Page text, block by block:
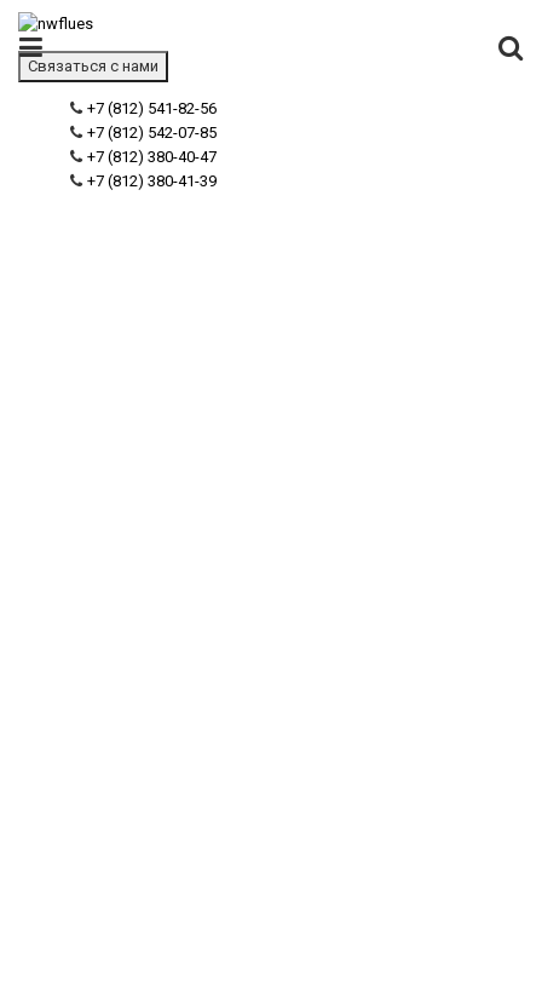
Связаться с нами
+7 (812) 541-82-56
+7 (812) 542-07-85
+7 (812) 380-40-47
+7 (812) 380-41-39